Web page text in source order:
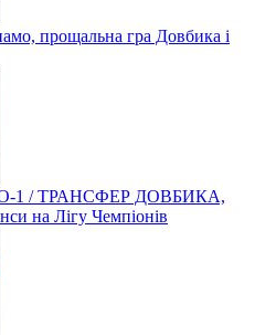
прощальна гра Довбика і
1 / ТРАНСФЕР ДОВБИКА,
на Лігу Чемпіонів